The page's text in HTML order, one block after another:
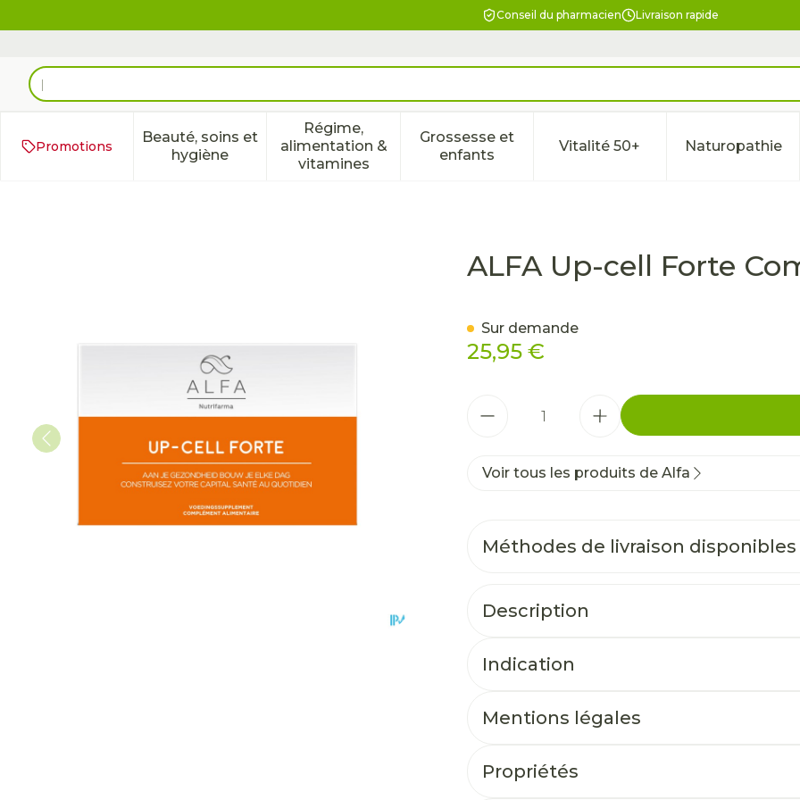
Conseil du pharmacien Livraison rapide
Rechercher
Promotions
Beauté, soins et
hygièneAfficher le sous-menu pour la catégorie Beauté, soins et hygiène
Régime,
alimentation &
vitamines
Afficher le sous-menu pour la catégorie Régime, alimentation &
Grossesse et
enfantsAfficher le sous-menu pour la catégorie
Vitalité 50+Afficher le sous-menu pour
Naturopathie
Afficher
ALFA Up-cell Forte
25,95 €
Sur demande
Voir tous les produits de Alfa
Méthodes de livraison disponibles
Description
Indication
Mentions légales
Propriétés